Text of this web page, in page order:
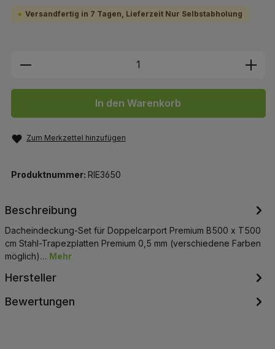
Versandfertig in 7 Tagen, Lieferzeit Nur Selbstabholung
Produkt Anzahl: Gib den
In den Warenkorb
Zum Merkzettel hinzufügen
Produktnummer: RIE3650
Beschreibung
Dacheindeckung-Set für Doppelcarport Premium B500 x T500
cm Stahl-Trapezplatten Premium 0,5 mm (verschiedene Farben
möglich)… Mehr
Hersteller
Bewertungen